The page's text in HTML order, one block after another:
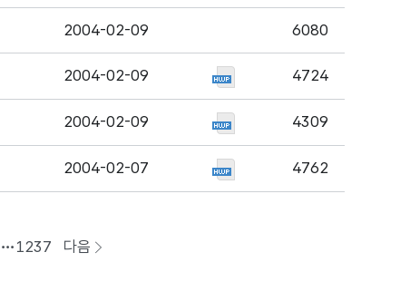
2004-02-09 6080
2004-02-09 4724
2004-02-09 4309
2004-02-07 4762
1237 다음
페이지로